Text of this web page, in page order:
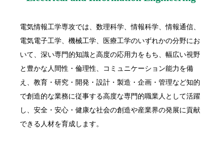
電気情報工学専攻では、数理科学、情報科学、情報通信、
電気電子工学、機械工学、医療工学のいずれかの分野にお
いて、深い専門的知識と高度の応用力をもち、幅広い視野
と豊かな人間性・倫理性、コミュニケーション能力を備
え、教育・研究・開発・設計・製造・企画・管理など知的
で創造的な業務に従事する高度な専門的職業人として活躍
し、安全・安心・健康な社会の創造や産業界の発展に貢献
できる人材を育成します。